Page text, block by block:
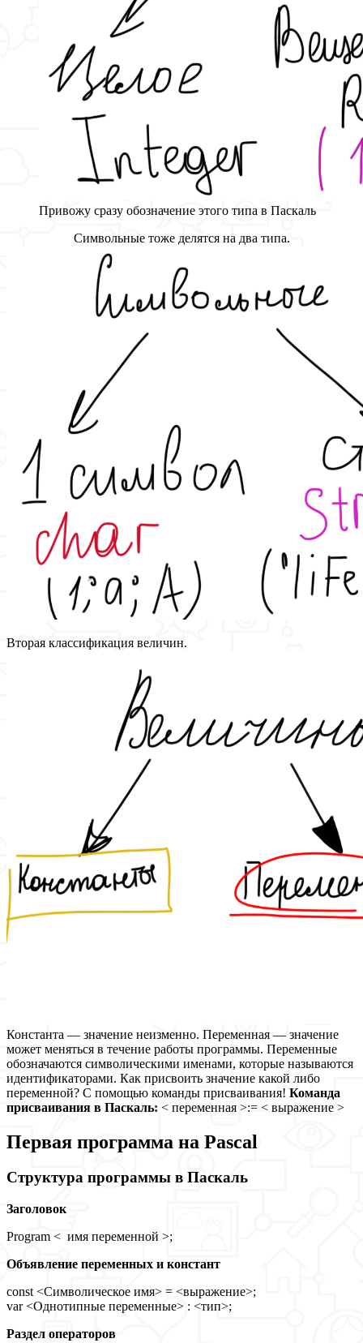
Привожу сразу обозначение этого типа в Паскаль
Символьные тоже делятся на два типа.
Вторая классификация величин.
Константа — значение неизменно. Переменная — значение
может меняться в течение работы программы. Переменные
обозначаются символическими именами, которые называются
идентификаторами. Как присвоить значение какой либо
переменной? С помощью команды присваивания! Команда
присваивания в Паскаль: < переменная >:= < выражение >
Первая программа на Pascal
Структура программы в Паскаль
Заголовок
Program < имя переменной >;
Объявление переменных и констант
const <Символическое имя> = <выражение>;
var <Однотипные переменные> : <тип>;
Раздел операторов